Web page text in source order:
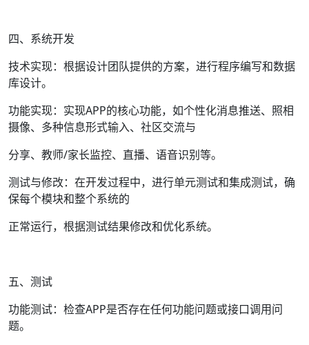
四、系统开发
技术实现：根据设计团队提供的方案，进行程序编写和数据
库设计。
功能实现：实现APP的核心功能，如个性化消息推送、照相
摄像、多种信息形式输入、社区交流与
分享、教师/家长监控、直播、语音识别等。
测试与修改：在开发过程中，进行单元测试和集成测试，确
保每个模块和整个系统的
正常运行，根据测试结果修改和优化系统。
五、测试
功能测试：检查APP是否存在任何功能问题或接口调用问
题。